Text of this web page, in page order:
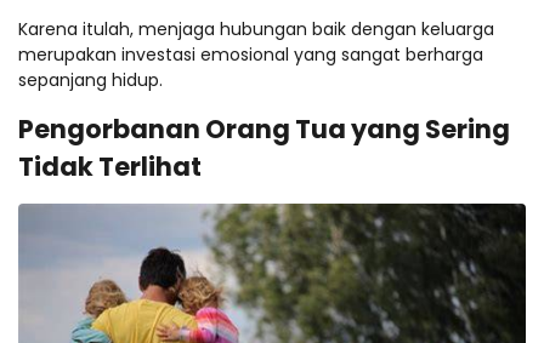
Karena itulah, menjaga hubungan baik dengan keluarga
merupakan investasi emosional yang sangat berharga
sepanjang hidup.
Pengorbanan Orang Tua yang Sering
Tidak Terlihat